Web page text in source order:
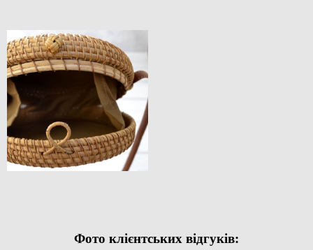
Фото клієнтських відгуків: